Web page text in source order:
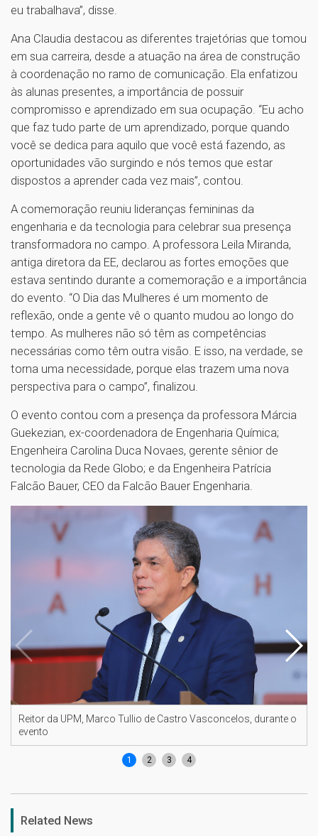
eu trabalhava”, disse.
Ana Claudia destacou as diferentes trajetórias que tomou
em sua carreira, desde a atuação na área de construção
à coordenação no ramo de comunicação. Ela enfatizou
às alunas presentes, a importância de possuir
compromisso e aprendizado em sua ocupação. “Eu acho
que faz tudo parte de um aprendizado, porque quando
você se dedica para aquilo que você está fazendo, as
oportunidades vão surgindo e nós temos que estar
dispostos a aprender cada vez mais”, contou.
A comemoração reuniu lideranças femininas da
engenharia e da tecnologia para celebrar sua presença
transformadora no campo. A professora Leila Miranda,
antiga diretora da EE, declarou as fortes emoções que
estava sentindo durante a comemoração e a importância
do evento. “O Dia das Mulheres é um momento de
reflexão, onde a gente vê o quanto mudou ao longo do
tempo. As mulheres não só têm as competências
necessárias como têm outra visão. E isso, na verdade, se
torna uma necessidade, porque elas trazem uma nova
perspectiva para o campo”, finalizou.
O evento contou com a presença da professora Márcia
Guekezian, ex-coordenadora de Engenharia Química;
Engenheira Carolina Duca Novaes, gerente sênior de
tecnologia da Rede Globo; e da Engenheira Patrícia
Falcão Bauer, CEO da Falcão Bauer Engenharia.
Reitor da UPM, Marco Tullio de Castro Vasconcelos, durante o
evento
1 2 3 4
Related News